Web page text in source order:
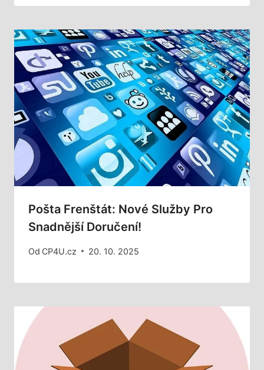
Pošta Frenštát: Nové Služby Pro
Snadnější Doručení!
Od CP4U.cz 20. 10. 2025